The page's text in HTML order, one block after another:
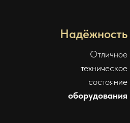
Надёжность
Отличное
техническое
состояние
оборудования